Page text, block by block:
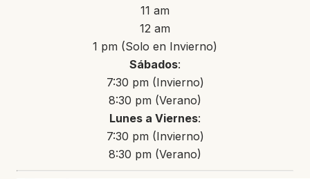
11 am
12 am
1 pm (Solo en Invierno)
Sábados:
7:30 pm (Invierno)
8:30 pm (Verano)
Lunes a Viernes:
7:30 pm (Invierno)
8:30 pm (Verano)